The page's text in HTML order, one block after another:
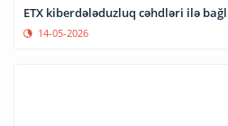
ETX kiberdələduzluq cəhdləri ilə
14-05-2026